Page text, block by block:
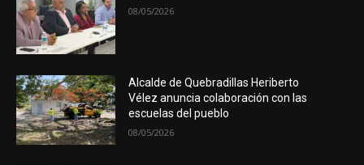
08/05/2026
Alcalde de Quebradillas Heriberto
Vélez anuncia colaboración con las
escuelas del pueblo
08/05/2026